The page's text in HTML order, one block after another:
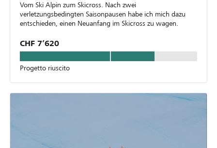
Vom Ski Alpin zum Skicross. Nach zwei
verletzungsbedingten Saisonpausen habe ich mich dazu
entschieden, einen Neuanfang im Skicross zu wagen.
CHF 7’620
Progetto riuscito